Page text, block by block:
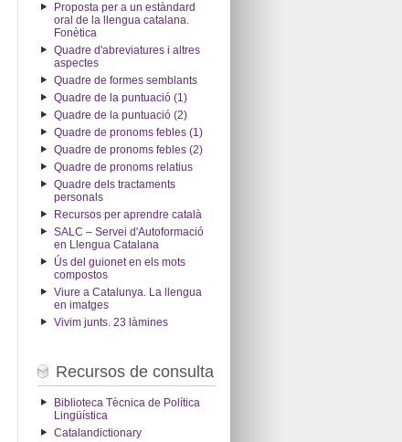
Proposta per a un estàndard
oral de la llengua catalana.
Fonètica
Quadre d'abreviatures i altres
aspectes
Quadre de formes semblants
Quadre de la puntuació (1)
Quadre de la puntuació (2)
Quadre de pronoms febles (1)
Quadre de pronoms febles (2)
Quadre de pronoms relatius
Quadre dels tractaments
personals
Recursos per aprendre català
SALC – Servei d'Autoformació
en Llengua Catalana
Ús del guionet en els mots
compostos
Viure a Catalunya. La llengua
en imatges
Vivim junts. 23 làmines
Recursos de consulta
Biblioteca Tècnica de Política
Lingüística
Catalandictionary